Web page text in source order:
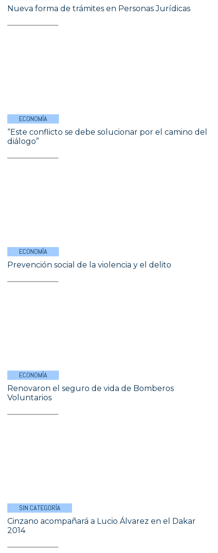
Nueva forma de trámites en Personas Jurídicas
ECONOMÍA
“Este conflicto se debe solucionar por el camino del
diálogo”
ECONOMÍA
Prevención social de la violencia y el delito
ECONOMÍA
Renovaron el seguro de vida de Bomberos
Voluntarios
SIN CATEGORÍA
Cinzano acompañará a Lucio Álvarez en el Dakar
2014